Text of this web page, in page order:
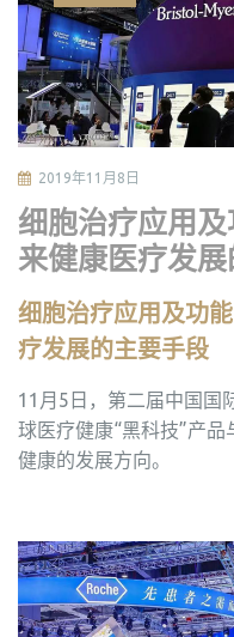
2019年11月8日
细胞治疗应用
来健康医疗发
细胞治疗应用及功
疗发展的主要手段
11月5日，第二届中国国
球医疗健康“黑科技”产
健康的发展方向。